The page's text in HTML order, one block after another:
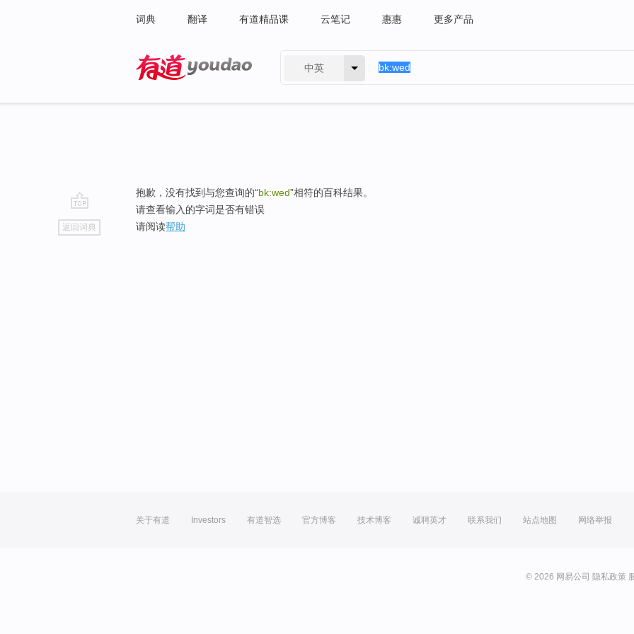
词典 翻译 有道精品课 云笔记 惠惠 更多产品
中英
go
top
返回词典
抱歉，没有找到与您查询的“bk:wed”相符的百科结果。
请查看输入的字词是否有错误
请阅读帮助
关于有道 Investors 有道智选 官方博客 技术博客 诚聘英才 联系我们 站点地图 网络举报
© 2026 网易公司 隐私政策